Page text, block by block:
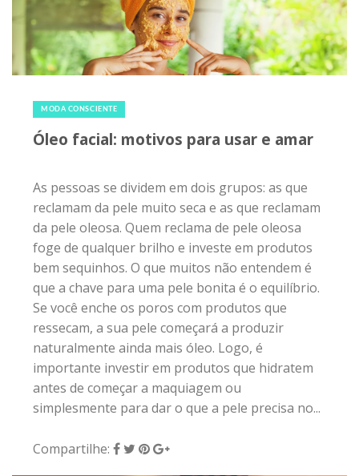
MODA CONSCIENTE
Óleo facial: motivos para usar e amar
As pessoas se dividem em dois grupos: as que
reclamam da pele muito seca e as que reclamam
da pele oleosa. Quem reclama de pele oleosa
foge de qualquer brilho e investe em produtos
bem sequinhos. O que muitos não entendem é
que a chave para uma pele bonita é o equilíbrio.
Se você enche os poros com produtos que
ressecam, a sua pele começará a produzir
naturalmente ainda mais óleo. Logo, é
importante investir em produtos que hidratem
antes de começar a maquiagem ou
simplesmente para dar o que a pele precisa no...
Compartilhe: